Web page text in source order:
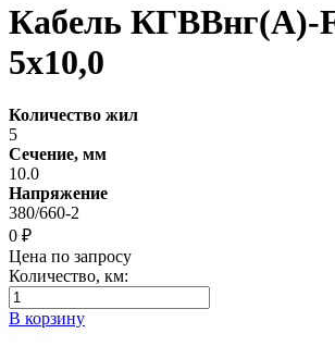
Кабель КГВВнг(А)-
5х10,0
Количество жил
5
Сечение, мм
10.0
Напряжение
380/660-2
0 ₽
Цена по запросу
Количество, км:
В корзину